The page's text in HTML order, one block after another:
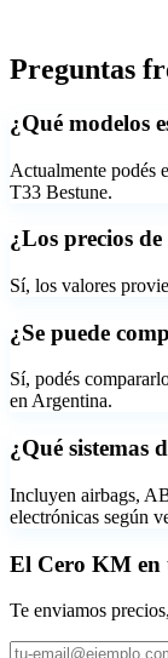
Preguntas
¿Qué modelos
Actualmente podés
T33 Bestune.
¿Los precios
Sí, los valores
¿Se puede
Sí, podés
en Argentina.
¿Qué sistemas
Incluyen airbags,
electrónicas según
El Cero KM en
Te enviamos